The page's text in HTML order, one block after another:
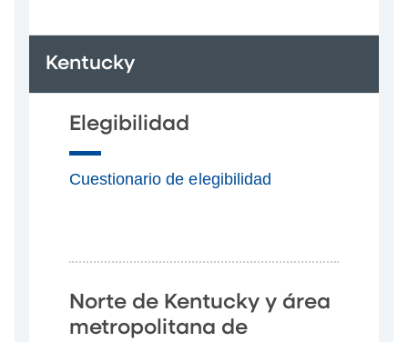
Kentucky
Elegibilidad
Cuestionario de elegibilidad
Norte de Kentucky y área
metropolitana de